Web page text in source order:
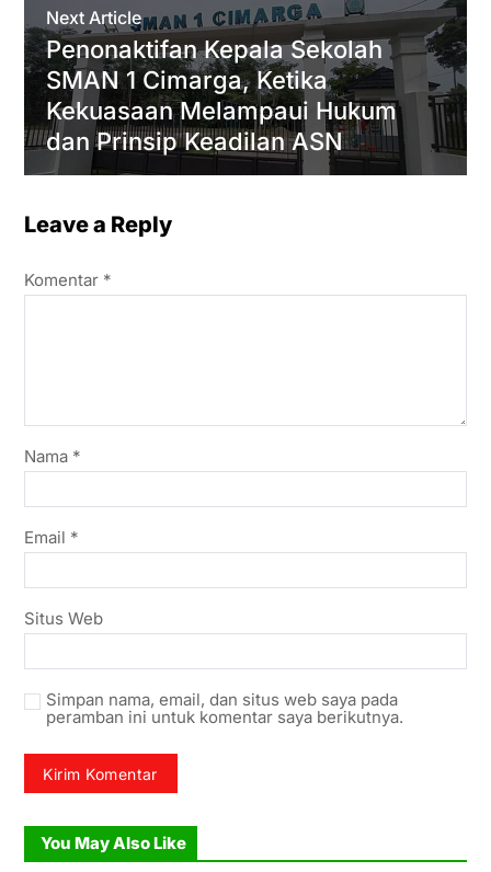
Next Article
Penonaktifan Kepala Sekolah
SMAN 1 Cimarga, Ketika
Kekuasaan Melampaui Hukum
dan Prinsip Keadilan ASN
Leave a Reply
Komentar *
Nama *
Email *
Situs Web
Simpan nama, email, dan situs web saya pada
peramban ini untuk komentar saya berikutnya.
You May Also Like